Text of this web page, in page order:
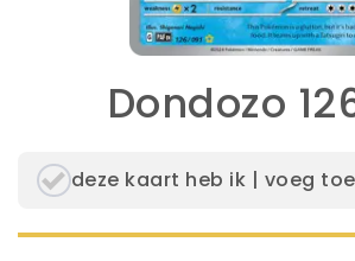
Dondozo
deze kaart heb ik | voeg